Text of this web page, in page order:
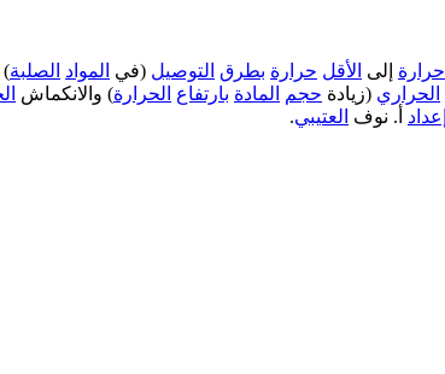
حرارة إلى الأقل حرارة بطرق التوصيل (في المواد الصلبة)
الحراري (زيادة حجم المادة بارتفاع الحرارة) والانكماش
إعداد أ. نوف العتيبي.